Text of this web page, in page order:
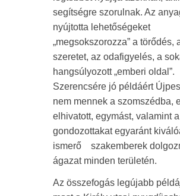
segítségre szorulnak. Az
nyújtotta lehetőségeket
„megsokszorozza” a törődés,
szeretet, az odafigyelés, a
hangsúlyozott „emberi oldal”.
Szerencsére jó példáért
nem mennek a szomszédba,
elhivatott, egymást, valamint a
gondozottakat egyaránt
ismerő szakemberek
ágazat minden területén.
Az összefogás legújabb